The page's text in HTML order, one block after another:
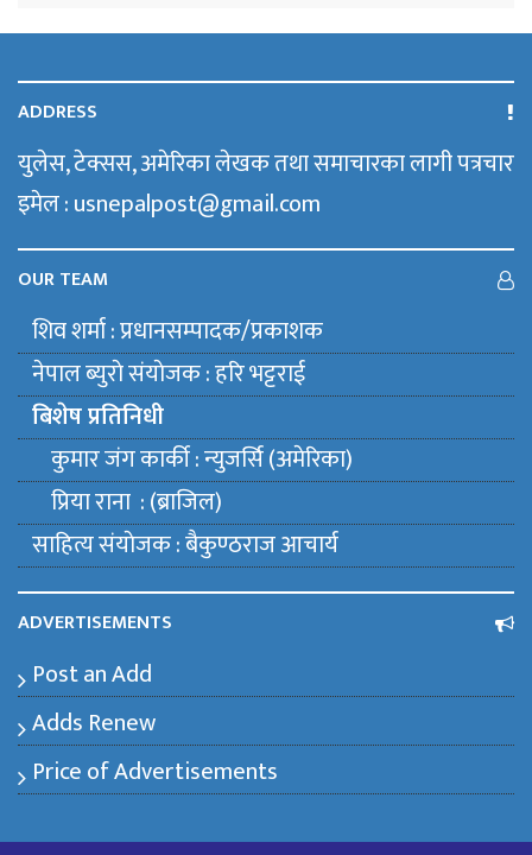
ADDRESS
युलेस, टेक्सस, अमेरिका लेखक तथा समाचारका लागी पत्रचार
इमेल : usnepalpost@gmail.com
OUR TEAM
शिव शर्मा : प्रधानसम्पादक/प्रकाशक
नेपाल ब्युराे संयाेजक : हरि भट्टराई
बिशेष प्रतिनिधी
कुमार जंग कार्की : न्युजर्सि (अमेरिका)
प्रिया राना : (ब्राजिल)
साहित्य संयाेजक : बैकुण्ठराज आचार्य
ADVERTISEMENTS
Post an Add
Adds Renew
Price of Advertisements